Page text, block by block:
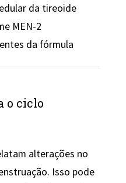
da tireoide
MEN-2
da fórmula
o ciclo
alterações no
Isso pode